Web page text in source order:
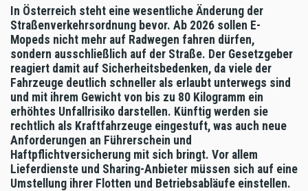
In Österreich steht eine wesentliche Änderung der
Straßenverkehrsordnung bevor. Ab 2026 sollen E-
Mopeds nicht mehr auf Radwegen fahren dürfen,
sondern ausschließlich auf der Straße. Der Gesetzgeber
reagiert damit auf Sicherheitsbedenken, da viele der
Fahrzeuge deutlich schneller als erlaubt unterwegs sind
und mit ihrem Gewicht von bis zu 80 Kilogramm ein
erhöhtes Unfallrisiko darstellen. Künftig werden sie
rechtlich als Kraftfahrzeuge eingestuft, was auch neue
Anforderungen an Führerschein und
Haftpflichtversicherung mit sich bringt. Vor allem
Lieferdienste und Sharing-Anbieter müssen sich auf eine
Umstellung ihrer Flotten und Betriebsabläufe einstellen.